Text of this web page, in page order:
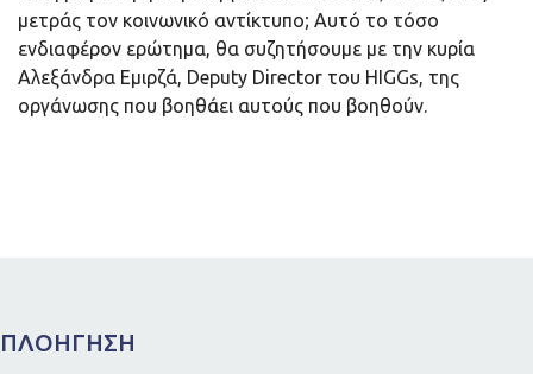
μετράς τον κοινωνικό αντίκτυπο; Αυτό το τόσο
ενδιαφέρον ερώτημα, θα συζητήσουμε με την κυρία
Αλεξάνδρα Εμιρζά, Deputy Director του HIGGs, της
οργάνωσης που βοηθάει αυτούς που βοηθούν.
ΠΛΟΗΓΗΣΗ